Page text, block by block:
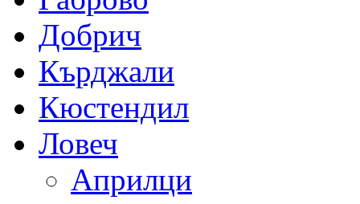
Добрич
Кърджали
Кюстендил
Ловеч
Априлци